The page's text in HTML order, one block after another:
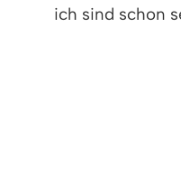
ich sind schon